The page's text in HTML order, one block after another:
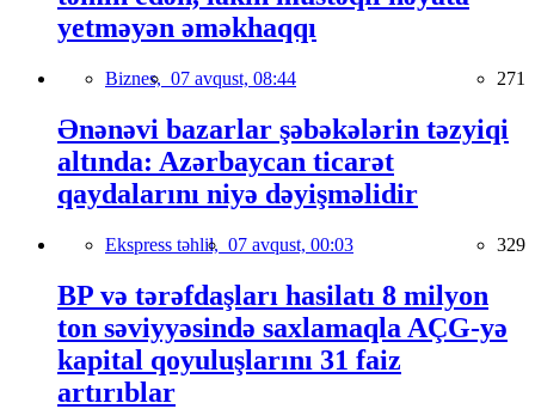
yetməyən əməkhaqqı
Biznes, 07 avqust, 08:44 271
Ənənəvi bazarlar şəbəkələrin təzyiqi
altında: Azərbaycan ticarət
qaydalarını niyə dəyişməlidir
Ekspress təhlil, 07 avqust, 00:03 329
BP və tərəfdaşları hasilatı 8 milyon
ton səviyyəsində saxlamaqla AÇG-yə
kapital qoyuluşlarını 31 faiz
artırıblar